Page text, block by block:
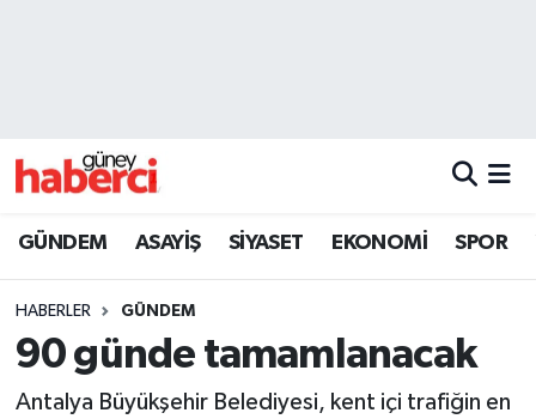
GÜNDEM ASAYİŞ SİYASET EKONOMİ SPOR
HABERLER GÜNDEM
90 günde tamamlanacak
Antalya Büyükşehir Belediyesi, kent içi trafiğin en
Beyoğlu Trafik Yoğunluk Haritası
Son Dakika Haberleri
Haber Arşivi